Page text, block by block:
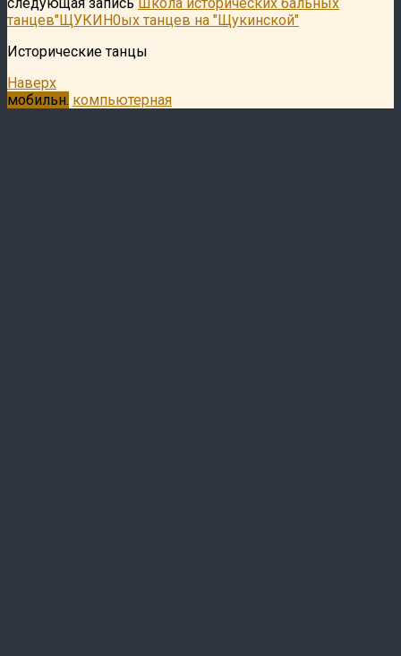
танцев"ЩУКИН0ых танцев на "Щукинской"
Исторические танцы
Наверх
мобильн. компьютерная